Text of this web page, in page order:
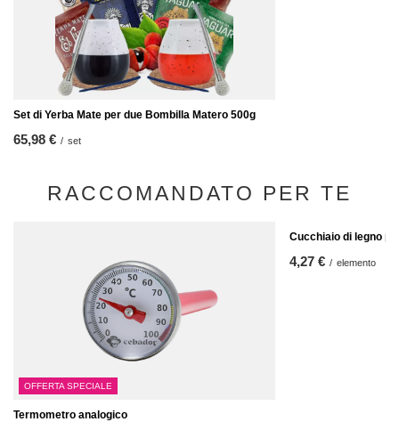
Set di Yerba Mate per due Bombilla Matero 500g
65,98 € / set
RACCOMANDATO PER TE
OFFERTA SPECIALE
Termometro analogico
Cucchiaio di legno
4,27 € / elemento